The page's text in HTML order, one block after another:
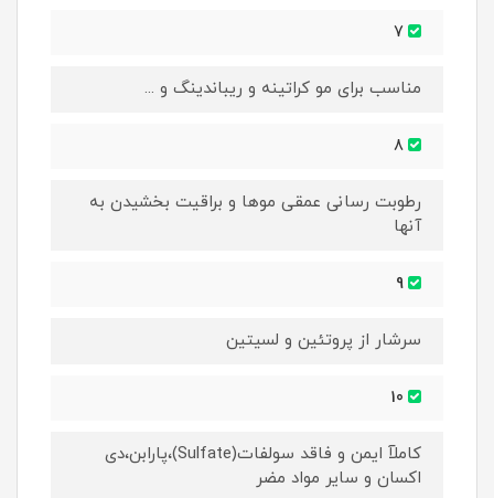
مناسب برای مو کراتینه و ریباندینگ و ...
رطوبت رسانی عمقی موها و براقیت بخشیدن به
آنها
سرشار از پروتئین و لسیتین
کاملآ ایمن و فاقد سولفات(Sulfate)،پارابن،دی
اکسان و سایر مواد مضر